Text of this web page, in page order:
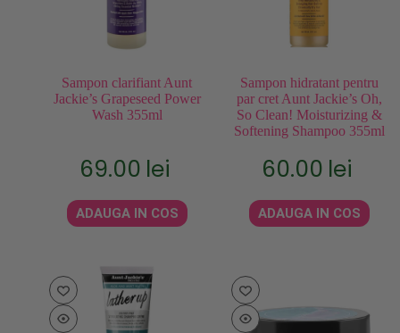
Sampon clarifiant Aunt
Jackie’s Grapeseed Power
Wash 355ml
69.00 lei
ADAUGA IN COS
Sampon hidratant pentru
par cret Aunt Jackie’s Oh,
So Clean! Moisturizing &
Softening Shampoo 355ml
60.00 lei
ADAUGA IN COS